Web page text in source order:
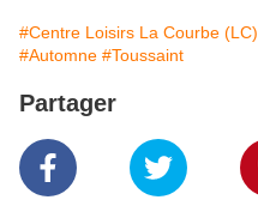
#Centre Loisirs La Courbe (LC)
#Automne #Toussaint
Partager